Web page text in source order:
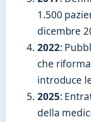
1.500
dicembre
2022:
che
introduce
2025:
della